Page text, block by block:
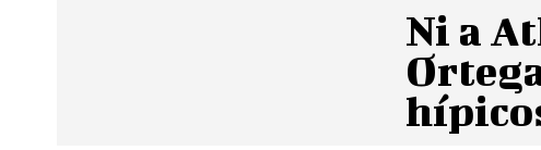
Ni a